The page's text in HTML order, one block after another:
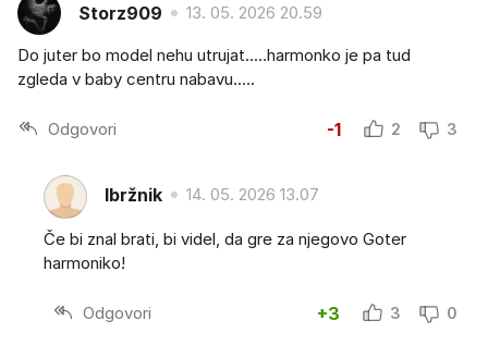
Storz909 13. 05. 2026 20.59
Do juter bo model nehu utrujat.....harmonko je pa tud
zgleda v baby centru nabavu.....
Odgovori -1 2 3
Ibržnik 14. 05. 2026 13.07
Če bi znal brati, bi videl, da gre za njegovo Goter
harmoniko!
Odgovori +3 3 0